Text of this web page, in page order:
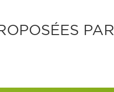
PAR